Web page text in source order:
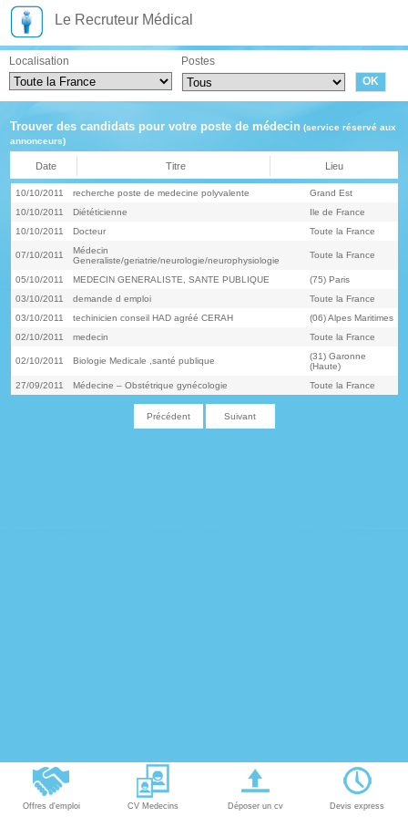
Le Recruteur Médical
Localisation Postes
Trouver des candidats pour votre poste de médecin (service réservé aux
annonceurs)
Date Titre Lieu
10/10/2011 recherche poste de medecine polyvalente
Grand Est
10/10/2011
Diététicienne
Ile de France
10/10/2011
Docteur Toute la France
07/10/2011
Médecin
Generaliste/geriatrie/neurologie/neurophysiologie
Toute la France
05/10/2011 MEDECIN GENERALISTE, SANTE PUBLIQUE
(75) Paris
03/10/2011
demande d emploi
Toute la France
03/10/2011
techinicien conseil HAD agréé CERAH
(06) Alpes Maritimes
02/10/2011
medecin Toute la France
02/10/2011 Biologie Medicale ,santé publique
(31) Garonne
(Haute)
27/09/2011
Médecine – Obstétrique gynécologie Toute la France
Précédent Suivant
Offres d'emploi CV Medecins Déposer un cv Devis express